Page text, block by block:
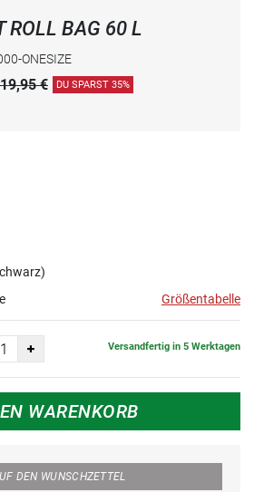
ROLL BAG 60 L
ONESIZE
€ DU SPARST 35%
Größentabelle
Versandfertig in 5 Werktagen
WARENKORB
DEN WUNSCHZETTEL